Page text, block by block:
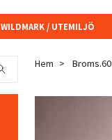
WILDMARK / UTEMILJÖ
Hem Broms.60